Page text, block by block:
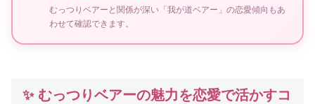
むっつりベアーと関係が深い「我が道ベアー」の恋愛傾向もあ
わせて確認できます。
✨ むっつりベアーの魅力を恋愛で活かすコ